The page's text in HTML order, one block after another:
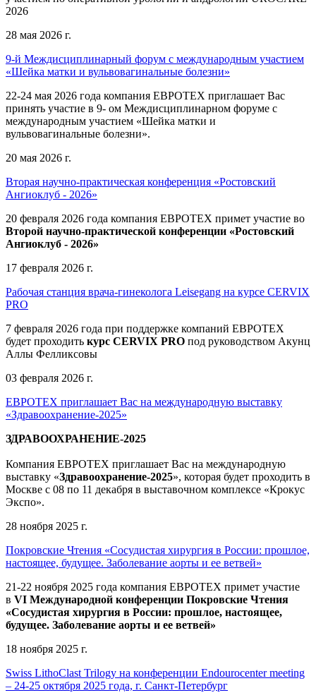
2026
28 мая 2026 г.
9-й Междисциплинарный форум с международным участием
«Шейка матки и вульвовагинальные болезни»
22-24 мая 2026 года компания ЕВРОТЕХ приглашает Вас
принять участие в 9- ом Междисциплинарном форуме с
международным участием «Шейка матки и
вульвовагинальные болезни».
20 мая 2026 г.
Вторая научно-практическая конференция «Ростовский
Ангиоклуб - 2026»
20 февраля 2026 года компания ЕВРОТЕХ примет участие во
Второй научно-практической конференции «Ростовский
Ангиоклуб - 2026»
17 февраля 2026 г.
Рабочая станция врача-гинеколога Leisegang на курсе CERVIX
PRO
7 февраля 2026 года при поддержке компаний ЕВРОТЕХ
будет проходить курс CERVIX PRO под руководством Акунц
Аллы Фелликсовы
03 февраля 2026 г.
ЕВРОТЕХ приглашает Вас на международную выставку
«Здравоохранение-2025»
ЗДРАВООХРАНЕНИЕ-2025
Компания ЕВРОТЕХ приглашает Вас на международную
выставку «Здравоохранение-2025», которая будет проходить в
Москве с 08 по 11 декабря в выставочном комплексе «Крокус
Экспо».
28 ноября 2025 г.
Покровские Чтения «Сосудистая хирургия в России: прошлое,
настоящее, будущее. Заболевание аорты и ее ветвей»
21-22 ноября 2025 года компания ЕВРОТЕХ примет участие
в VI Международной конференции Покровские Чтения
«Сосудистая хирургия в России: прошлое, настоящее,
будущее. Заболевание аорты и ее ветвей»
18 ноября 2025 г.
Swiss LithoClast Trilogy на конференции Endourocenter meeting
– 24-25 октября 2025 года, г. Санкт-Петербург